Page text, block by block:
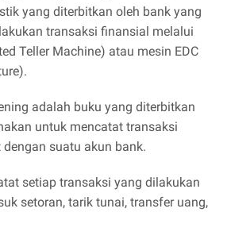
yang diterbitkan oleh bank yang
transaksi finansial melalui
Teller Machine) atau mesin EDC
adalah buku yang diterbitkan
untuk mencatat transaksi
suatu akun bank.
setiap transaksi yang dilakukan
setoran, tarik tunai, transfer uang,